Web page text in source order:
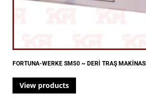
FORTUNA-WERKE SM50 ~ DERİ TRAŞ MAKİNASI
View products